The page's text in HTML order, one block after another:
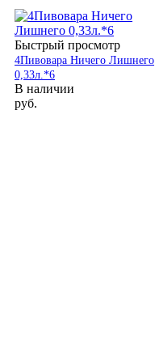
Быстрый просмотр
4Пивовара Ничего Лишнего
0,33л.*6
В наличии
руб.